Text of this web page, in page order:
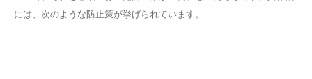
には、次のような防止策が挙げられています。